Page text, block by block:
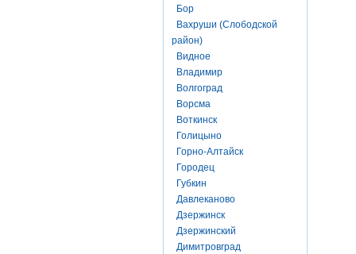
Бор
Вахруши (Слободской
район)
Видное
Владимир
Волгоград
Ворсма
Воткинск
Голицыно
Горно-Алтайск
Городец
Губкин
Давлеканово
Дзержинск
Дзержинский
Димитровград